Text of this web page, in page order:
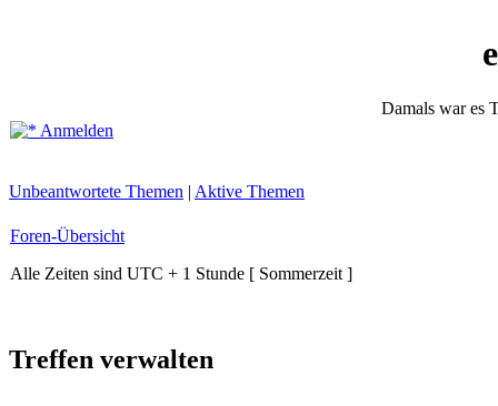
Damals war es
Anmelden
Unbeantwortete Themen | Aktive Themen
Foren-Übersicht
Alle Zeiten sind UTC + 1 Stunde [ Sommerzeit ]
Treffen verwalten